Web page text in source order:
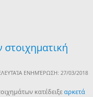
στοιχηματική
ΕΝΗΜΈΡΩΣΗ: 27/03/2018
κατέδειξεαρκετά